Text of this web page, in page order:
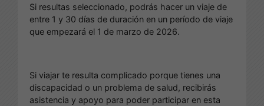
Si resultas seleccionado, podrás hacer un viaje de
entre 1 y 30 días de duración en un período de viaje
que empezará el 1 de marzo de 2026.
Si viajar te resulta complicado porque tienes una
discapacidad o un problema de salud, recibirás
asistencia y apoyo para poder participar en esta